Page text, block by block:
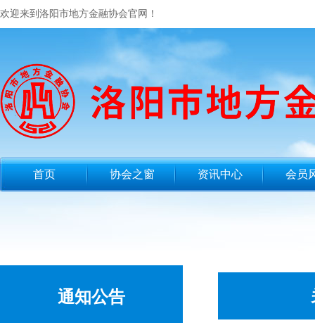
欢迎来到洛阳市地方金融协会官网！
首页 协会之窗 资讯中心 会员
通知公告